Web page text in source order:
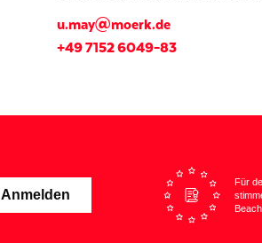
u.may@moerk.de
+49 7152 6049–83
Anmelden
Für